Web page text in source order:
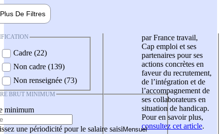
Plus De Filtres
Cadre (22)
Non cadre (139)
Non renseignée (73)
BRUT MINIMUM
minimum
une périodicité pour le salaire saisi
par France travail,
Cap emploi et ses
partenaires pour ses
actions concrètes en
faveur du recrutement,
de l’intégration et de
l’accompagnement de
ses collaborateurs en
situation de handicap.
Pour en savoir plus,
consultez cet article.